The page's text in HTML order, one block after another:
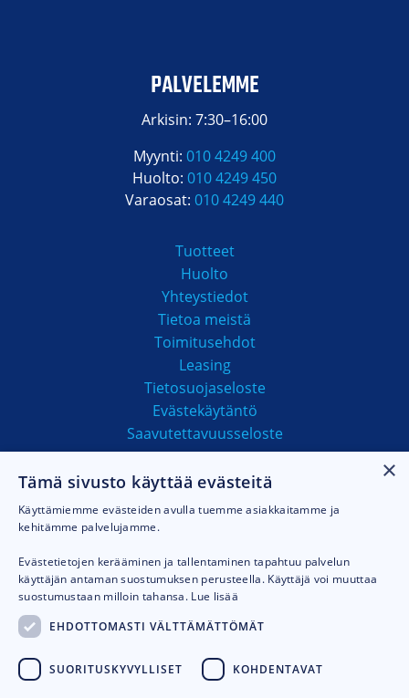
PALVELEMME
Arkisin: 7:30–16:00
Myynti: 010 4249 400
Huolto: 010 4249 450
Varaosat: 010 4249 440
Tuotteet
Huolto
Yhteystiedot
Tietoa meistä
Toimitusehdot
Leasing
Tietosuojaseloste
Evästekäytäntö
Saavutettavuusseloste
MAKSUTAVAT
×
Tämä sivusto käyttää evästeitä
Käyttämiemme evästeiden avulla tuemme asiakkaitamme ja
kehitämme palvelujamme.
Evästetietojen kerääminen ja tallentaminen tapahtuu palvelun
käyttäjän antaman suostumuksen perusteella. Käyttäjä voi muuttaa
suostumustaan milloin tahansa. Lue lisää
EHDOTTOMASTI VÄLTTÄMÄTTÖMÄT
SUORITUSKYVYLLISET KOHDENTAVAT